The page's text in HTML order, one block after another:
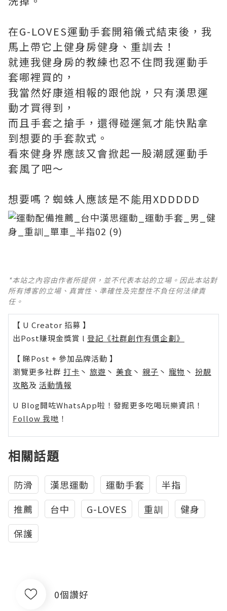
在G-LOVES運動手套開箱儀式結束後，我
馬上帶它上健身房健身、重訓去！
就連我健身房的教練也忍不住問我運動手
套哪裡買的，
我當然好康道相報的跟他說，只有漢思運
動才買得到，
而且手套之搶手，還得碰運氣才能快點拿
到想要的手套款式。
看來健身界應該又會掀起一股潮感運動手
套風了吧～
想要嗎？蜘蛛人應該是不能用XDDDDD
*本站之內容由作者所提供，並不代表本站的立場。因此本站對
所有博客的立場、真實性、準確性及完整性不負任何法律責
任。
【 U Creator 招募 】
出Post賺現金獎賞 l 登記《社群創作有價企劃》
【 睇Post + 參加品牌活動 】
瀏覽更多社群 打卡 丶 旅遊 丶 美食 丶 親子 丶 寵物 丶 扮靚
攻略及 活動情報
U Blog開咗WhatsApp啦！發掘更多吃喝玩樂資訊！
Follow 我哋 ！
相關話題
防滑 漢思運動 運動手套
半指
推薦
台中 G-LOVES 重訓
健身
保護
0個讚好